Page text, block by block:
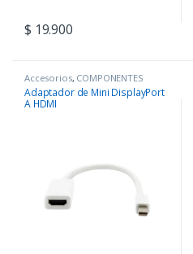
$ 19.900
Accesorios, COMPONENTES
Adaptador de Mini DisplayPort
A HDMI